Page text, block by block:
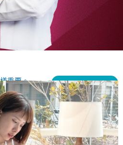
重要。 查看全部文章